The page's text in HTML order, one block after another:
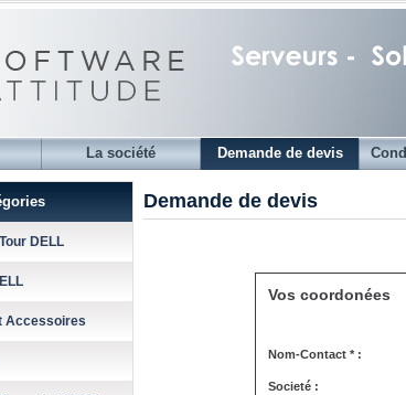
La société Demande de devis
DELL
Accessoires
Demande de devis
Vos coordonées
Nom-Contact * :
Societé :